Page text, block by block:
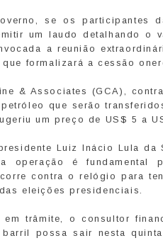
se os participantes
um laudo detalhando o
a reunião
formalizará a cessão
& Associates (GCA),
que serão
um preço de US$ 5 a
Luiz Inácio Lula
operação é
contra o relógio para
eleições presidenciais.
trâmite, o consultor
possa sair nesta